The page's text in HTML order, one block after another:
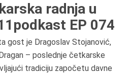
radnja u
EP 074
gost je Dragoslav Stojanović,
– poslednje četkarske
tradiciju započetu davne